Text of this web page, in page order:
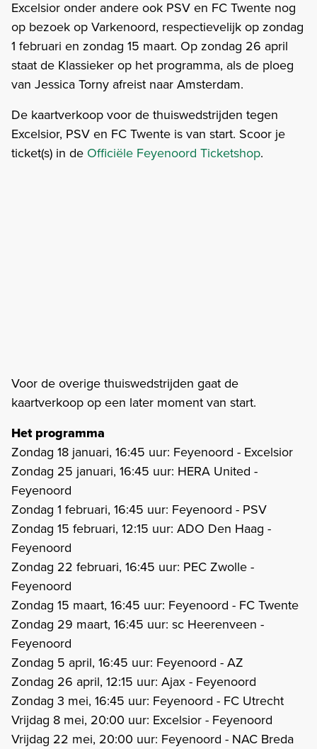
Excelsior onder andere ook PSV en FC Twente nog
op bezoek op Varkenoord, respectievelijk op zondag
1 februari en zondag 15 maart. Op zondag 26 april
staat de Klassieker op het programma, als de ploeg
van Jessica Torny afreist naar Amsterdam.
De kaartverkoop voor de thuiswedstrijden tegen
Excelsior, PSV en FC Twente is van start. Scoor je
ticket(s) in de Officiële Feyenoord Ticketshop.
Voor de overige thuiswedstrijden gaat de
kaartverkoop op een later moment van start.
Het programma
Zondag 18 januari, 16:45 uur: Feyenoord - Excelsior
Zondag 25 januari, 16:45 uur: HERA United -
Feyenoord
Zondag 1 februari, 16:45 uur: Feyenoord - PSV
Zondag 15 februari, 12:15 uur: ADO Den Haag -
Feyenoord
Zondag 22 februari, 16:45 uur: PEC Zwolle -
Feyenoord
Zondag 15 maart, 16:45 uur: Feyenoord - FC Twente
Zondag 29 maart, 16:45 uur: sc Heerenveen -
Feyenoord
Zondag 5 april, 16:45 uur: Feyenoord - AZ
Zondag 26 april, 12:15 uur: Ajax - Feyenoord
Zondag 3 mei, 16:45 uur: Feyenoord - FC Utrecht
Vrijdag 8 mei, 20:00 uur: Excelsior - Feyenoord
Vrijdag 22 mei, 20:00 uur: Feyenoord - NAC Breda